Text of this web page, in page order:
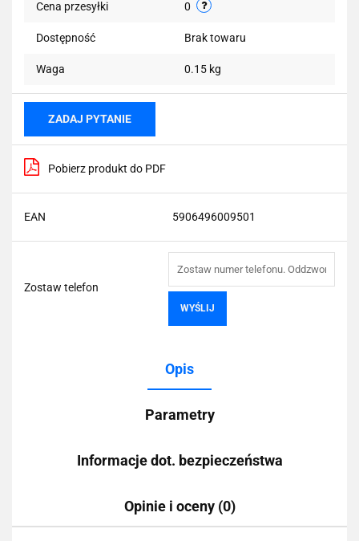
Cena przesyłki 0
Dostępność Brak towaru
Waga 0.15 kg
ZADAJ PYTANIE
Pobierz produkt do PDF
EAN 5906496009501
Zostaw telefon
WYŚLIJ
Opis
Parametry
Informacje dot. bezpieczeństwa
Opinie i oceny (0)